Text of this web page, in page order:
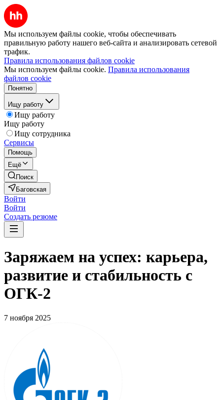
Мы используем файлы cookie, чтобы обеспечивать
правильную работу нашего веб-сайта и анализировать сетевой
трафик.
Правила использования файлов cookie
Мы используем файлы cookie. Правила использования
файлов cookie
Понятно
Ищу работу
Ищу работу
Ищу работу
Ищу сотрудника
Сервисы
Помощь
Ещё
Поиск
Баговская
Войти
Войти
Создать резюме
Заряжаем на успех: карьера,
развитие и стабильность c
ОГК-2
7 ноября 2025